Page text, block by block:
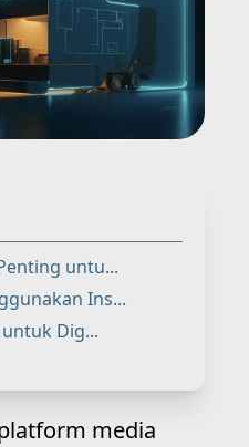
untu...
Ins...
Dig...
media